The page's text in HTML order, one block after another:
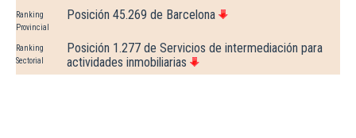
Ranking
Provincial
Posición 45.269 de Barcelona
Ranking
Sectorial
Posición 1.277 de Servicios de intermediación para
actividades inmobiliarias